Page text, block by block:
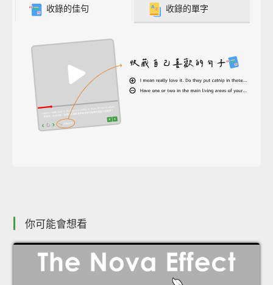
收錄的佳句 收錄的單字
你可能會想看